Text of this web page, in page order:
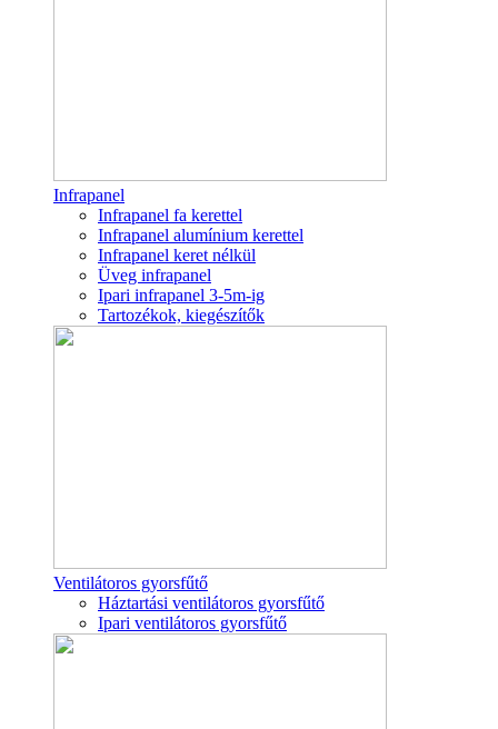
Infrapanel
Infrapanel fa kerettel
Infrapanel alumínium kerettel
Infrapanel keret nélkül
Üveg infrapanel
Ipari infrapanel 3-5m-ig
Tartozékok, kiegészítők
Ventilátoros gyorsfűtő
Háztartási ventilátoros gyorsfűtő
Ipari ventilátoros gyorsfűtő